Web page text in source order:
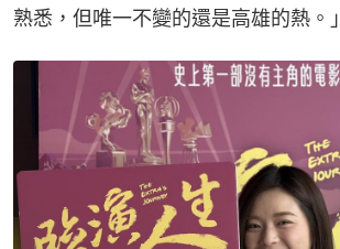
熟悉，但唯一不變的還是高雄的熱。」